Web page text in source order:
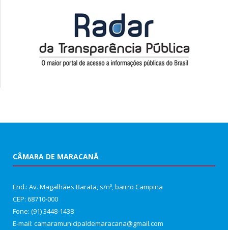
CÂMARA DE MARACANÃ
End.: Av. Magalhães Barata, s/nº, bairro Campina
CEP: 68710-000
Fone: (91) 3448-1438
E-mail: camaramunicipaldemaracana@gmail.com